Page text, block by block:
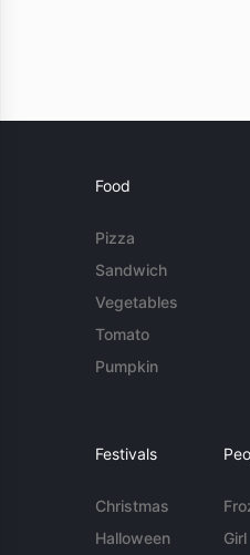
Food
Pizza
Sandwich
Vegetables
Tomato
Pumpkin
Festivals
Christmas
Halloween
Girl